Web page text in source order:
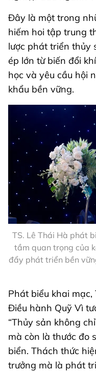
Đây là một trong
hiếm hoi tập trung
lược phát triển thủy
ép lớn từ biến đổi
học và yêu cầu hội
khẩu bền vững.
TS. Lê Thái Hà phát
tầm quan trọng của
đẩy phát triển bền
Phát biểu khai mạc,
Điều hành Quỹ Vì
“Thủy sản không
mà còn là thước đo
biển. Thách thức
trưởng mà là phát